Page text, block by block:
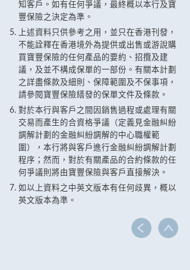
知客戶。如有任何爭議，最終概以本行及寶
豐保險之決定為準。
上述資料只供參考之用，並只在香港刊發，
不能詮釋在香港境外為提供或出售或游說購
買寶豐保險的任何產品的要約、招攬及建
議，及並不構成保單的一部份。有關本計劃
之詳盡條款及細則、保障範圍及不保事項，
請參閱寶豐保險繕發的保單文件及條款。
對於本行與客戶之間因銷售過程或處理有關
交易而產生的合資格爭議（定義見金融糾紛
調解計劃的金融糾紛調解的中心職權範
圍），本行將與客戶進行金融糾紛調解計劃
程序；然而，對於有關產品的合約條款的任
何爭議則將由寶豐保險與客戶直接解決。
如以上資料之中英文版本有任何歧異，概以
英文版本為準。